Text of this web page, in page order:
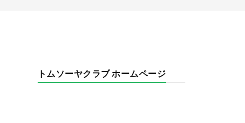
トムソーヤクラブ ホームページ